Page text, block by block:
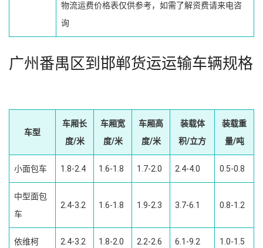
物流运费价格表仅供参考，如需了解资费请来电咨
询
广州番禺区到邯郸货运运输车辆规格
车型
车厢长
度/米
车厢宽
度/米
车厢高
度/米
装载体
积/立方
装载重
量/吨
小面包车 1.8-2.4 1.6-1.8 1.7-2.0 2.4-4.0 0.5-0.8
中型面包
车
2.4-3.2 1.6-1.8 1.9-2.3 3.7-6.1 0.8-1.2
依维柯 2.4-3.2 1.8-2.0 2.2-2.6 6.1-9.2 1.0-1.5